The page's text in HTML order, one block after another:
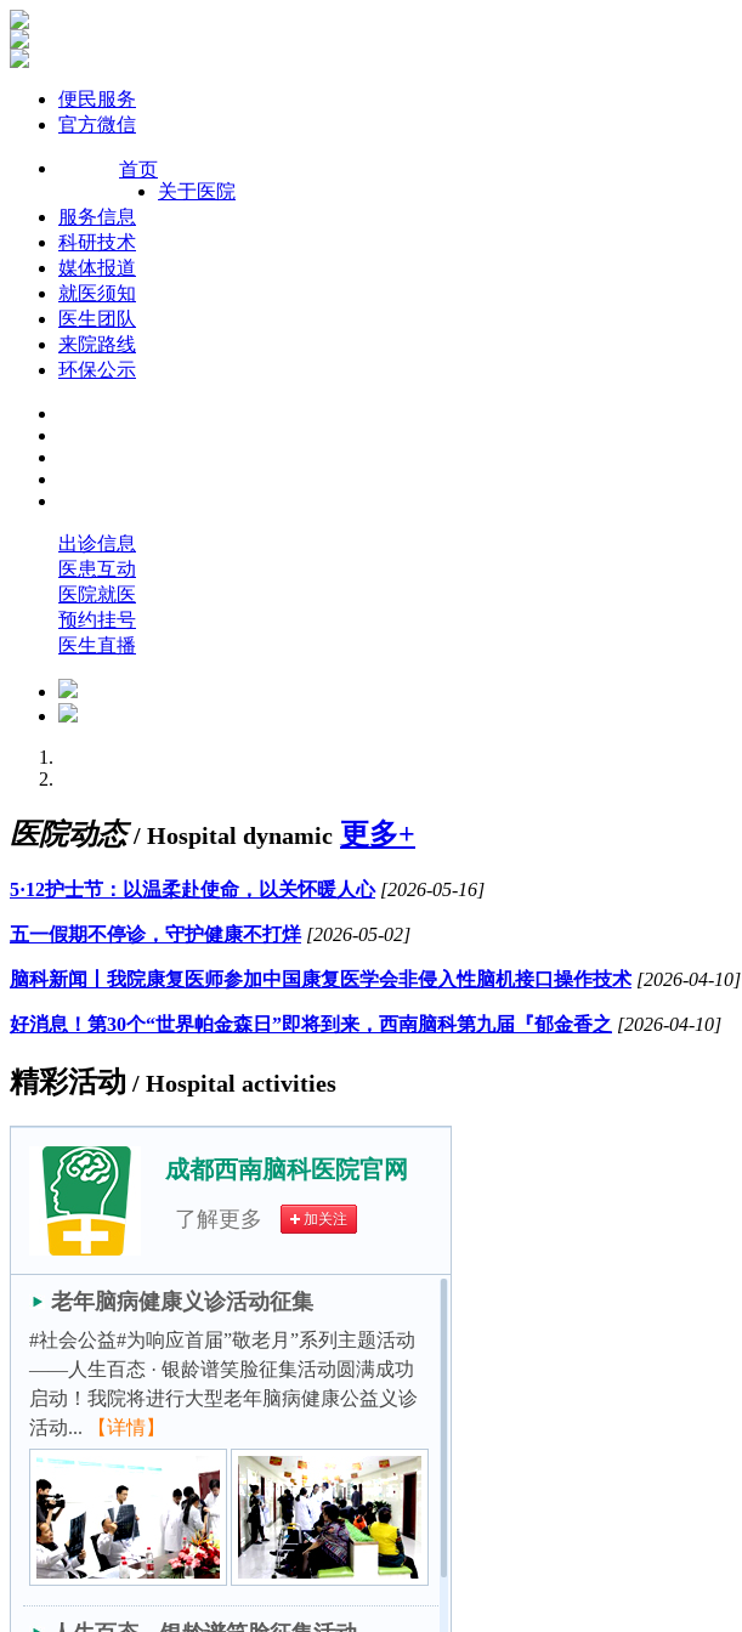
便民服务
官方微信
首页
关于医院
服务信息
科研技术
媒体报道
就医须知
医生团队
来院路线
环保公示
出诊信息
医患互动
医院就医
预约挂号
医生直播
医院动态 / Hospital dynamic 更多+
5·12护士节：以温柔赴使命，以关怀暖人心 [2026-05-16]
五一假期不停诊，守护健康不打烊 [2026-05-02]
脑科新闻丨我院康复医师参加中国康复医学会非侵入性脑机接口操作技术 [2026-04-10]
好消息！第30个“世界帕金森日”即将到来，西南脑科第九届『郁金香之 [2026-04-10]
精彩活动 / Hospital activities